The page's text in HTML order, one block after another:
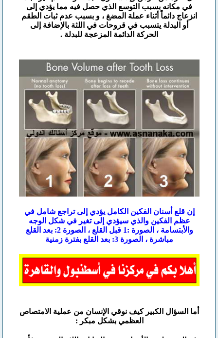
في مكانه بسبب التوسع الذي حصل فيه مما يؤدي إلى
انزعاج دائماً أثناء عملة المضغ ، و بسبب عدم ثبات الطقم
أو البدلة يتسبب في قروحات في اللثة بالإضافة إلى
الحركة الدائمة المزعجة للبدلة .
إن قلع أسنان الفكين الكامل يؤدي إلى تراجع شامل في
عظم الفكين والذي سيؤدي إلى تغير في شكل الوجه
والأبتسامة ، الصورة :1 قبل القلع ، الصورة 2: بعد القلع
مباشرة ، الصورة 3: بعد القلع بفترة زمنية
أما السؤال الكبير كيف نوقي الإنسان من عملية الامتصاص
العظمي بشكل مبكر :